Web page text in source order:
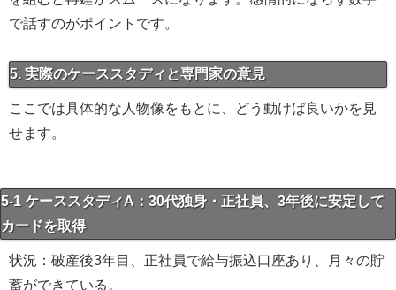
で話すのがポイントです。
5. 実際のケーススタディと専門家の意見
ここでは具体的な人物像をもとに、どう動けば良いかを見
せます。
5-1 ケーススタディA：30代独身・正社員、3年後に安定して
カードを取得
状況：破産後3年目、正社員で給与振込口座あり、月々の貯
蓄ができている。